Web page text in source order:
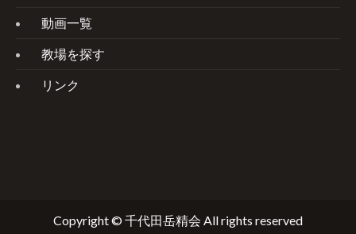
動画一覧
教場を探す
リンク
Copyright © 千代田岳精会 All rights reserved